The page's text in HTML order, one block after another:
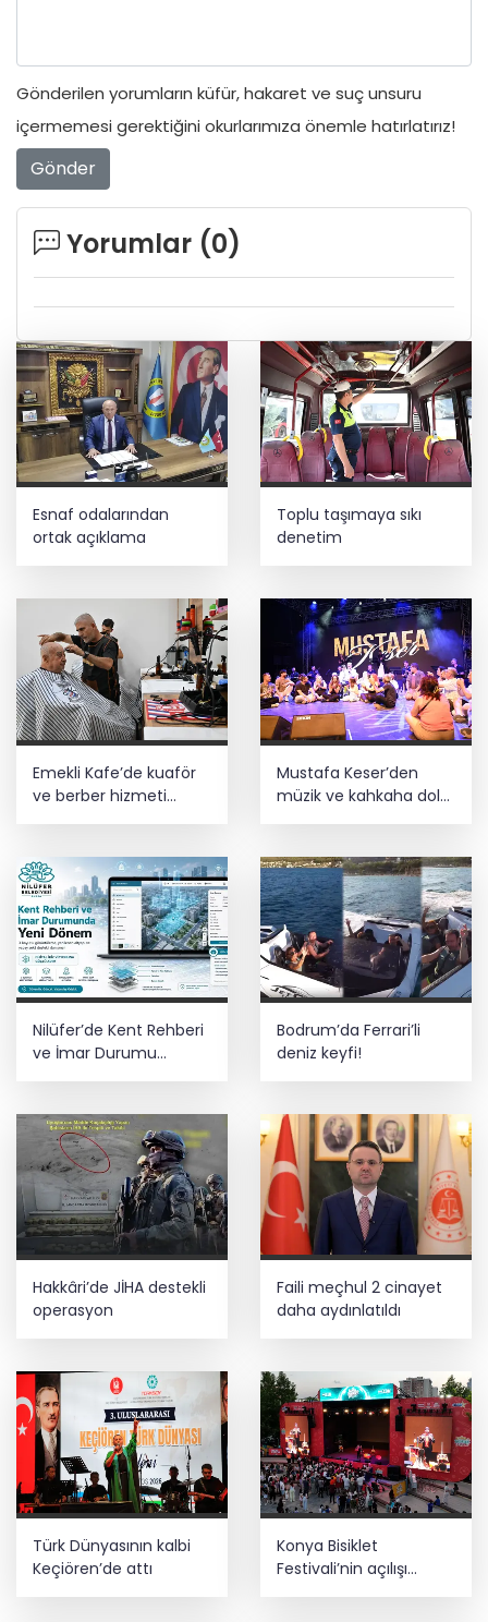
Gönderilen yorumların küfür, hakaret ve suç unsuru
içermemesi gerektiğini okurlarımıza önemle hatırlatırız!
Gönder
Yorumlar (0)
Esnaf odalarından
ortak açıklama
Toplu taşımaya sıkı
denetim
Emekli Kafe’de kuaför
ve berber hizmeti
Mustafa Keser’den
müzik ve kahkaha dolu
Nilüfer’de Kent Rehberi
ve İmar Durumu
Sorgulama yenilendi
Bodrum’da Ferrari’li
deniz keyfi!
Hakkâri’de JİHA destekli
operasyon
Faili meçhul 2 cinayet
daha aydınlatıldı
Türk Dünyasının kalbi
Keçiören’de attı
Konya Bisiklet
Festivali’nin açılışı